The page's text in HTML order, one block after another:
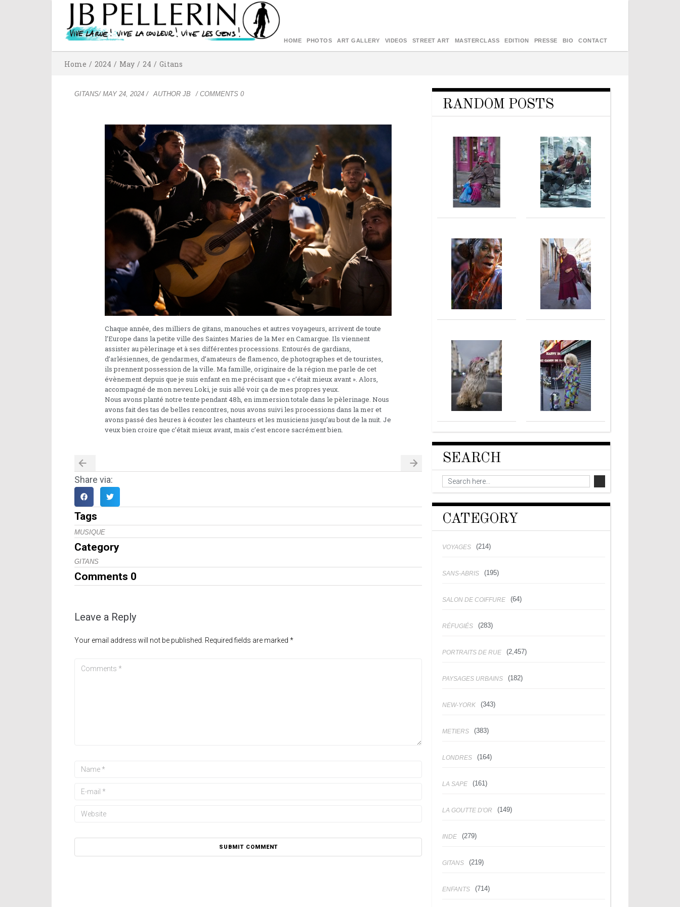
HOME PHOTOS ART GALLERY VIDEOS STREET ART MASTERCLASS EDITION PRESSE BIO CONTACT
Home / 2024 / May / 24 / Gitans
GITANS/ MAY 24, 2024 / AUTHOR JB / COMMENTS 0
Chaque année, des milliers de gitans, manouches et autres voyageurs, arrivent de toute
l’Europe dans la petite ville des Saintes Maries de la Mer en Camargue. Ils viennent
assister au pèlerinage et à ses différentes processions. Entourés de gardians,
d’arlésiennes, de gendarmes, d’amateurs de flamenco, de photographes et de touristes,
ils prennent possession de la ville. Ma famille, originaire de la région me parle de cet
évènement depuis que je suis enfant en me précisant que « c’était mieux avant ». Alors,
accompagné de mon neveu Loki, je suis allé voir ça de mes propres yeux.
Nous avons planté notre tente pendant 48h, en immersion totale dans le pèlerinage. Nous
avons fait des tas de belles rencontres, nous avons suivi les processions dans la mer et
avons passé des heures à écouter les chanteurs et les musiciens jusqu’au bout de la nuit. Je
veux bien croire que c’était mieux avant, mais c’est encore sacrément bien.
Share via:
Tags
MUSIQUE
Category
GITANS
Comments 0
Leave a Reply
Your email address will not be published. Required fields are marked *
RANDOM POSTS
SEARCH
CATEGORY
VOYAGES (214)
SANS-ABRIS (195)
SALON DE COIFFURE (64)
RÉFUGIÉS (283)
PORTRAITS DE RUE (2,457)
PAYSAGES URBAINS (182)
NEW-YORK (343)
METIERS (383)
LONDRES (164)
LA SAPE (161)
LA GOUTTE D'OR (149)
INDE (279)
GITANS (219)
ENFANTS (714)